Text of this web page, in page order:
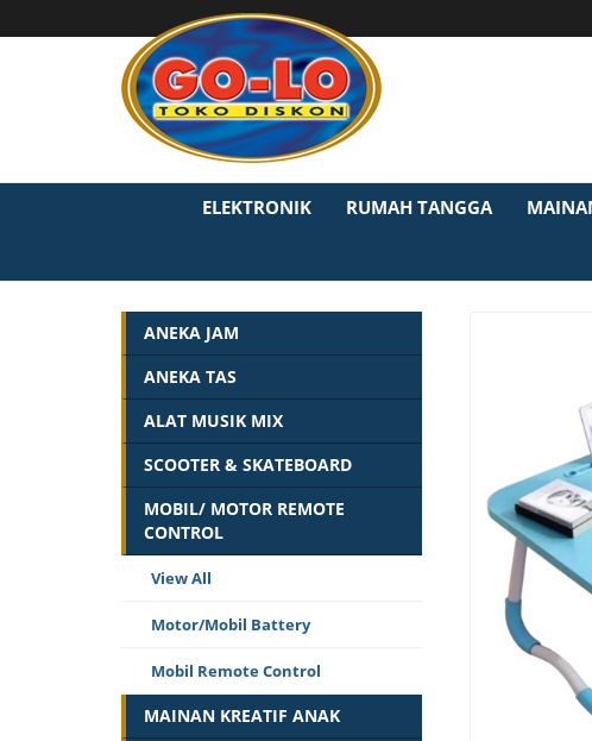
ELEKTRONIK RUMAH TANGGA
ANEKA JAM
ANEKA TAS
ALAT MUSIK MIX
SCOOTER & SKATEBOARD
MOBIL/ MOTOR REMOTE
CONTROL
View All
Motor/Mobil Battery
Mobil Remote Control
MAINAN KREATIF ANAK